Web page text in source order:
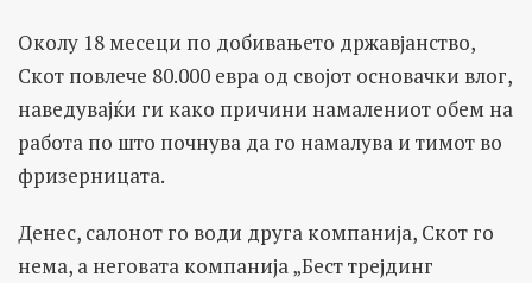
Околу 18 месеци по добивањето државјанство,
Скот повлече 80.000 евра од својот основачки влог,
наведувајќи ги како причини намалениот обем на
работа по што почнува да го намалува и тимот во
фризерницата.
Денес, салонот го води друга компанија, Скот го
нема, а неговата компанија „Бест трејдинг